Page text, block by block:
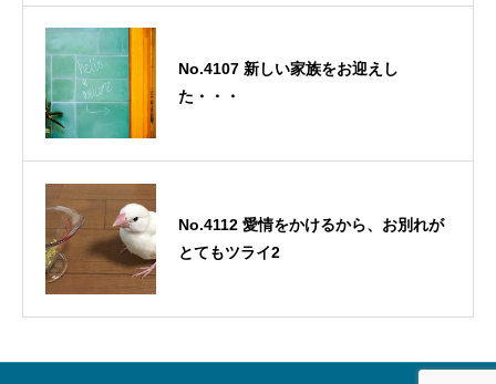
No.4107 新しい家族をお迎えし
た・・・
No.4112 愛情をかけるから、お別れが
とてもツライ2